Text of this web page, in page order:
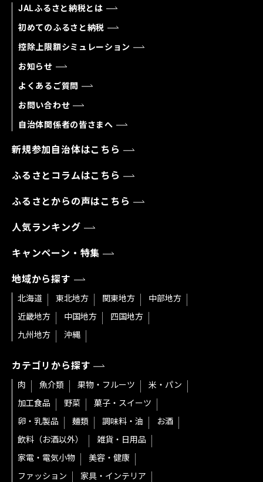
JALふるさと納税とは
初めてのふるさと納税
控除上限額シミュレーション
お知らせ
よくあるご質問
お問い合わせ
自治体関係者の皆さまへ
新規参加自治体はこちら
ふるさとコラムはこちら
ふるさとからの声はこちら
人気ランキング
キャンペーン・特集
地域から探す
北海道 東北地方 関東地方
中部地方
近畿地方
中国地方
四国地方
九州地方
沖縄
カテゴリから探す
肉 魚介類 果物・フルーツ
米・パン
加工食品
野菜
菓子・スイーツ
卵・乳製品
麺類 調味料・油
お酒
飲料（お酒以外）
雑貨・日用品
家電・電気小物
美容・健康
ファッション
家具・インテリア